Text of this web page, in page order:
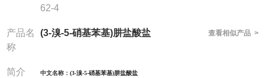
62-4
产品名
称
(3-溴-5-硝基苯基)肼盐酸盐 查看相似产品 >
简介 中文名称： (3-溴-5-硝基苯基)肼盐酸盐